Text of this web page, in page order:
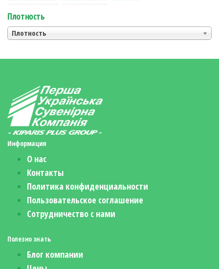
Плотность
Плотность
Информация
О нас
Контакты
Политика конфиденциальности
Пользовательское соглашение
Сотрудничество с нами
Полезно знать
Блог компании